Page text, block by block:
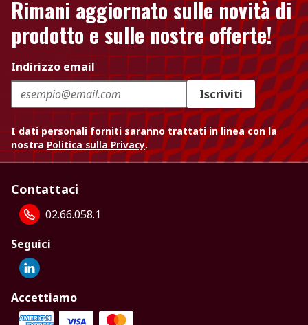
Rimani aggiornato sulle novità di
prodotto e sulle nostre offerte!
Indirizzo email
Iscriviti
I dati personali forniti saranno trattati in linea con la
nostra Politica sulla Privacy.
Contattaci
02.66.058.1
Seguici
Accettiamo